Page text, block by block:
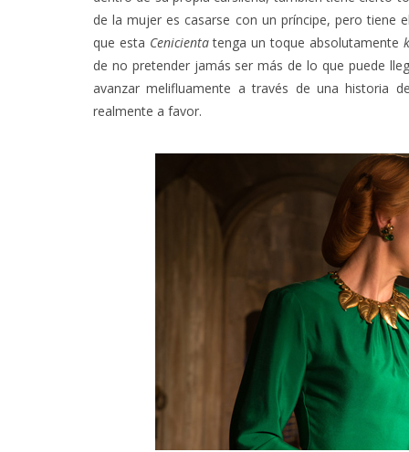
de la mujer es casarse con un príncipe, pero tiene
que esta Cenicientatenga un toque absolutamente
de no pretender jamás ser más de lo que puede
avanzar melifluamente a través de una historia
realmente a favor.